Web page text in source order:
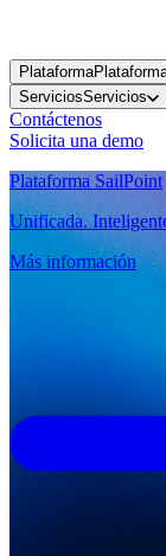
Plataforma
ServiciosServicios
Contáctenos
Solicita una demo
Plataforma SailPoint
Unificada.
Más información